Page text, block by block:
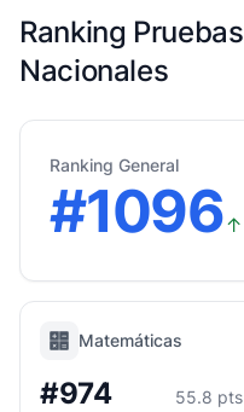
Ranking Pruebas
Nacionales
Ranking General
#1096↑
Matemáticas
#974 55.8 pts